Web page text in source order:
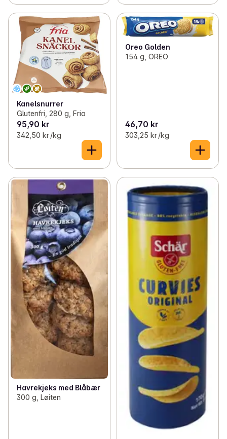
Kanelsnurrer
Glutenfri, 280 g, Fria
95,90 kr
342,50 kr /kg
Oreo Golden
154 g, OREO
46,70 kr
303,25 kr /kg
Havrekjeks med Blåbær
300 g, Løiten